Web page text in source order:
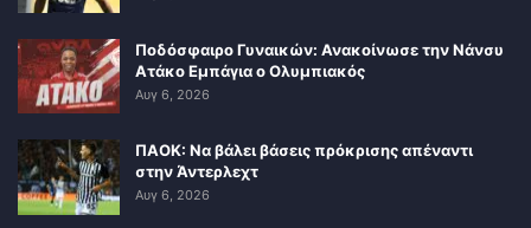
Ποδόσφαιρο Γυναικών: Ανακοίνωσε την Νάνσυ
Ατάκο Εμπάγια ο Ολυμπιακός
Αυγ 6, 2026
ΠΑΟΚ: Να βάλει βάσεις πρόκρισης απέναντι
στην Άντερλεχτ
Αυγ 6, 2026